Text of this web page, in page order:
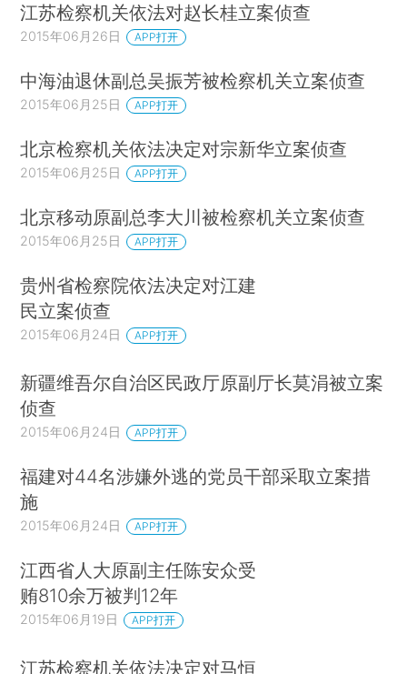
江苏检察机关依法对赵长桂立案侦查
2015年06月26日 APP打开
中海油退休副总吴振芳被检察机关立案侦查
2015年06月25日 APP打开
北京检察机关依法决定对宗新华立案侦查
2015年06月25日 APP打开
北京移动原副总李大川被检察机关立案侦查
2015年06月25日 APP打开
贵州省检察院依法决定对江建
民立案侦查
2015年06月24日 APP打开
新疆维吾尔自治区民政厅原副厅长莫涓被立案
侦查
2015年06月24日 APP打开
福建对44名涉嫌外逃的党员干部采取立案措
施
2015年06月24日 APP打开
江西省人大原副主任陈安众受
贿810余万被判12年
2015年06月19日 APP打开
江苏检察机关依法决定对马恒